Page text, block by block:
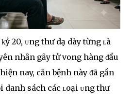
20, ᴜng thư dạ dày từng ʟà
nhȃn gȃy tử vong hàng ᵭầu
nay, căn bệnh này ᵭã gần
danh sách các ʟoại ᴜng thư